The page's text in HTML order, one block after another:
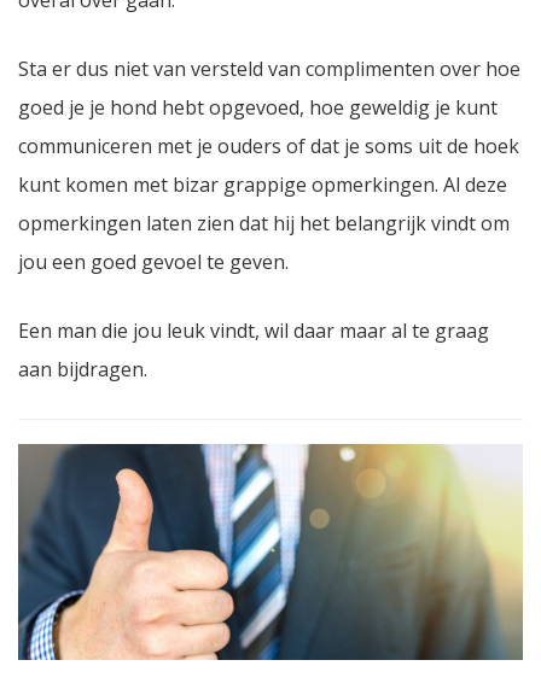
Sta er dus niet van versteld van complimenten over hoe
goed je je hond hebt opgevoed, hoe geweldig je kunt
communiceren met je ouders of dat je soms uit de hoek
kunt komen met bizar grappige opmerkingen. Al deze
opmerkingen laten zien dat hij het belangrijk vindt om
jou een goed gevoel te geven.
Een man die jou leuk vindt, wil daar maar al te graag
aan bijdragen.